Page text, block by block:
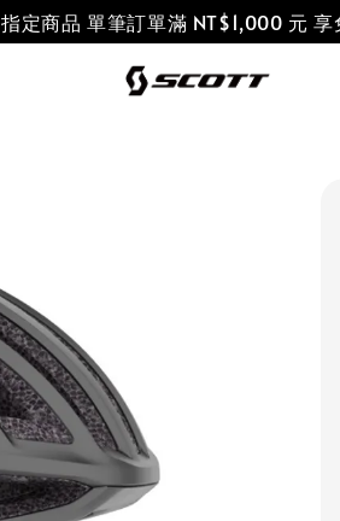
指定商品 單筆訂單滿 NT$1,000 元 享